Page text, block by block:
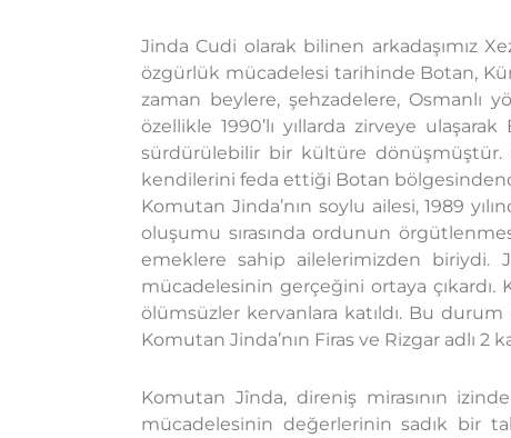
Jinda Cudi olarak bilinen arkadaşımız
özgürlük mücadelesi tarihinde Botan,
zaman beylere, şehzadelere, Osmanlı
özellikle 1990’lı yıllarda zirveye
sürdürülebilir bir kültüre dönüşmüştür.
kendilerini feda ettiği Botan
Komutan Jinda’nın soylu ailesi, 1989
oluşumu sırasında ordunun
emeklere sahip ailelerimizden biriydi.
mücadelesinin gerçeğini ortaya çıkardı.
ölümsüzler kervanlara katıldı. Bu
Komutan Jinda’nın Firas ve Rizgar adlı
Komutan Jînda, direniş mirasının
mücadelesinin değerlerinin sadık bir